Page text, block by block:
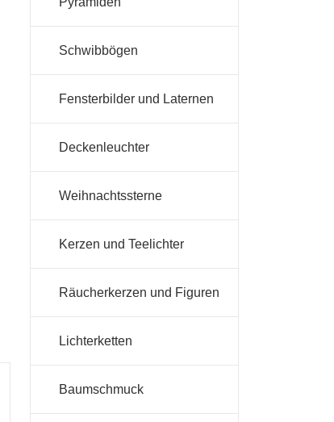
Schwibbögen
Fensterbilder und Laternen
Deckenleuchter
Weihnachtssterne
Kerzen und Teelichter
Räucherkerzen und Figuren
Lichterketten
Baumschmuck